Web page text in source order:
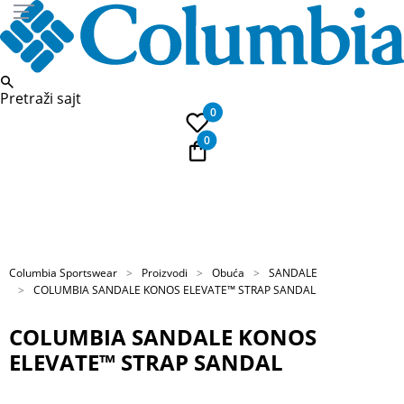
Pretraži sajt
0
0
Columbia Sportswear Proizvodi Obuća
SANDALE
COLUMBIA SANDALE KONOS ELEVATE™ STRAP SANDAL
COLUMBIA SANDALE KONOS
ELEVATE™ STRAP SANDAL